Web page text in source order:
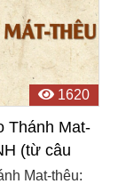
1620
Thánh Mat-
(từ câu
Mat-thêu: